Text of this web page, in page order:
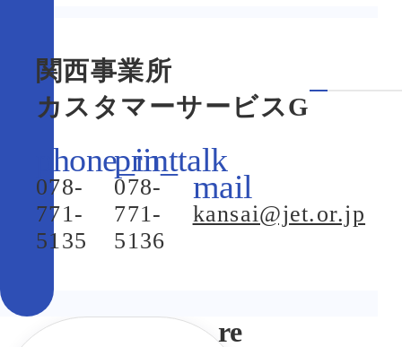
関西事業所
カスタマーサービスG
078-
771-
5135
078-
771-
5136
kansai@jet.or.jp